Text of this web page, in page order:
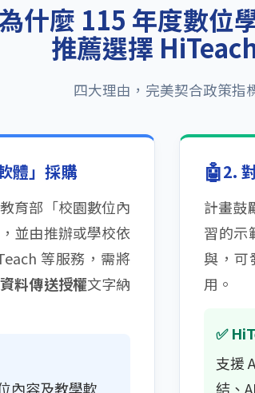
什麼 115 年度數位
推薦選擇
四大理由，完美契合政策指
體」採購
育部「校園數位內
並由推辦或學校依
等服務，需將
料傳送授權文字納
內容及教學軟
🤖2.
計畫鼓
習的示
與，可
用。
✅
支援
結、